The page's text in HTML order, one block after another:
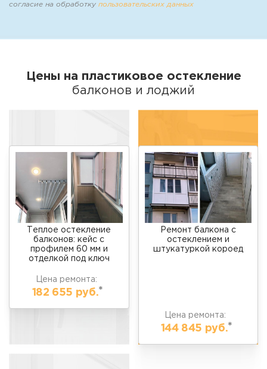
согласие на обработку пользовательских данных
Цены на пластиковое остекление
балконов и лоджий
Теплое остекление
балконов: кейс с
профилем 60 мм и
отделкой под ключ
Цена ремонта:
182 655 руб.*
Ремонт балкона с
остеклением и
штукатуркой короед
Цена ремонта:
144 845 руб.*